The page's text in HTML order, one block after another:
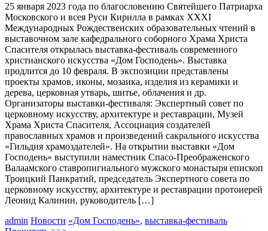
25 января 2023 года по благословению Святейшего Патриарха
Московского и всея Руси Кирилла в рамках XXXI
Международных Рождественских образовательных чтений в
выставочном зале кафедрального соборного Храма Христа
Спасителя открылась выставка-фестиваль современного
христианского искусства «Дом Господень». Выставка
продлится до 10 февраля. В экспозиции представлены
проекты храмов, иконы, мозаика, изделия из керамики и
дерева, церковная утварь, шитье, облачения и др.
Организаторы выставки-фестиваля: Экспертный совет по
церковному искусству, архитектуре и реставрации, Музей
Храма Христа Спасителя, Ассоциация создателей
православных храмов и произведений сакрального искусства
«Гильдия храмоздателей». На открытии выставки «Дом
Господень» выступили наместник Спасо-Преображенского
Валаамского ставропигиального мужского монастыря епископ
Троицкий Панкратий, председатель Экспертного совета по
церковному искусству, архитектуре и реставрации протоиерей
Леонид Калинин, руководитель […]
admin Новости «Дом Господень», выставка-фестиваль